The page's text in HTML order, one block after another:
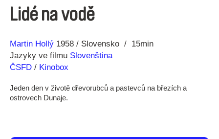
Lidé na vodě
Režie
Martin Hollý
Rok 1958 Slovensko
15min
Jazyky ve filmu Slovenština
ČSFD / Kinobox
Jeden den v životě dřevorubců a pastevců na březích a
ostrovech Dunaje.